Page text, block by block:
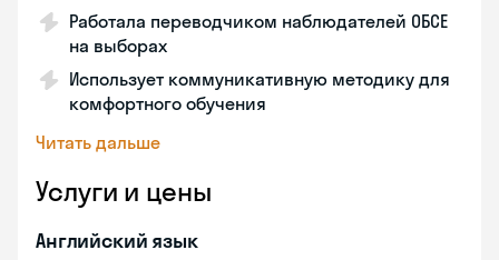
Работала переводчиком наблюдателей ОБСЕ
на выборах
Использует коммуникативную методику для
комфортного обучения
Читать дальше
Услуги и цены
Английский язык